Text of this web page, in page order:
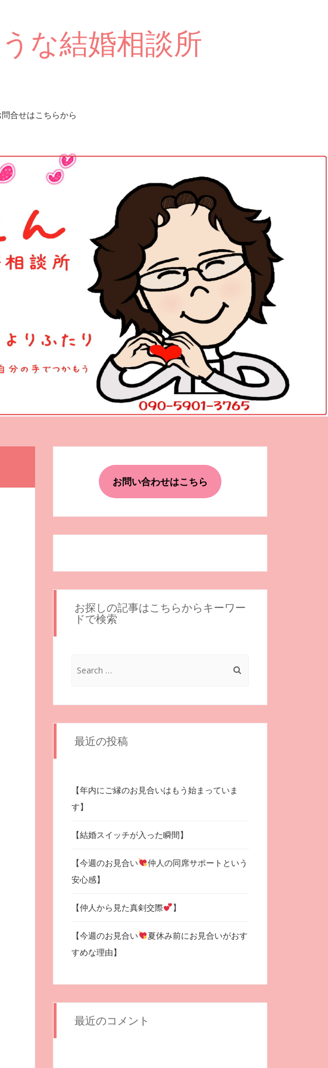
な結婚相談所
問合せはこちらから
お問い合わせはこちら
お探しの記事はこちらからキーワー
ドで検索
最近の投稿
【年内にご縁のお見合いはもう始まっていま
す】
【結婚スイッチが入った瞬間】
【今週のお見合い
仲人の同席サポートという
安心感】
【仲人から見た真剣交際 】
【今週のお見合い
夏休み前にお見合いがおす
すめな理由】
最近のコメント